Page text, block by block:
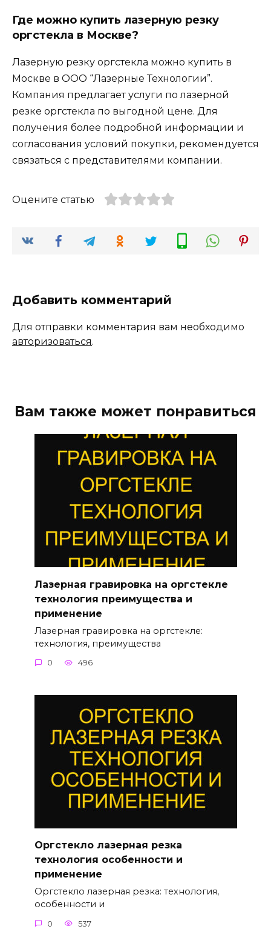
Где можно купить лазерную резку
оргстекла в Москве?
Лазерную резку оргстекла можно купить в
Москве в ООО “Лазерные Технологии”.
Компания предлагает услуги по лазерной
резке оргстекла по выгодной цене. Для
получения более подробной информации и
согласования условий покупки, рекомендуется
связаться с представителями компании.
Оцените статью
Добавить комментарий
Для отправки комментария вам необходимо
авторизоваться.
Вам также может понравиться
Лазерная гравировка на оргстекле
технология преимущества и
применение
Лазерная гравировка на оргстекле:
технология, преимущества
0 496
Оргстекло лазерная резка
технология особенности и
применение
Оргстекло лазерная резка: технология,
особенности и
0 537